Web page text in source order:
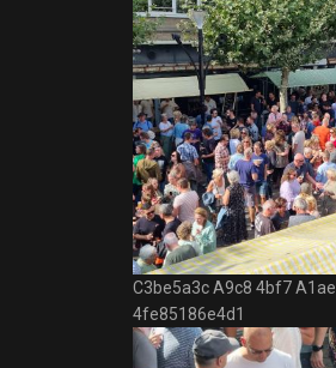
C3be5a3c A9c8 4bf7 A1ae
4fe85186e4d1